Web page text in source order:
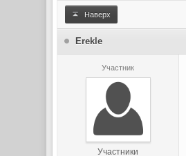
Наверх
Erekle
Участник
Участники